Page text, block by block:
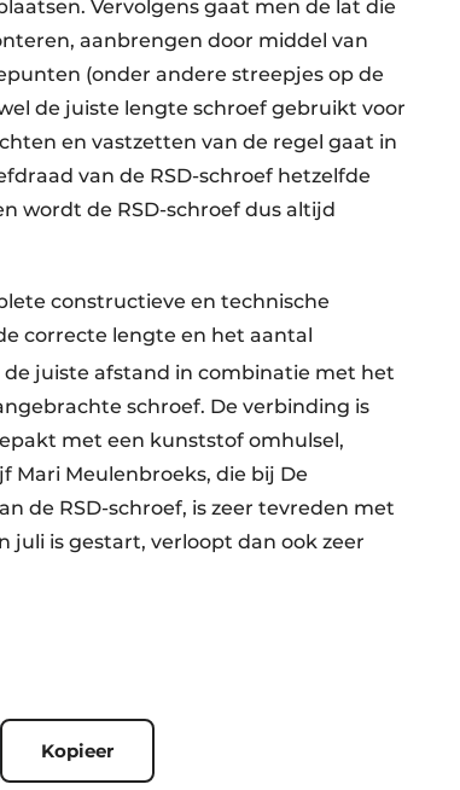
Vervolgens gaat men de lat die
aanbrengen door middel van
(onder andere streepjes op de
de juiste lengte schroef gebruikt voor
en vastzetten van de regel gaat in
van de RSD-schroef hetzelfde
wordt de RSD-schroef dus altijd
constructieve en technische
correcte lengte en het aantal
juiste afstand in combinatie met het
schroef. De verbinding is
met een kunststof omhulsel,
Meulenbroeks, die bij De
de RSD-schroef, is zeer tevreden met
juli is gestart, verloopt dan ook zeer
Kopieer